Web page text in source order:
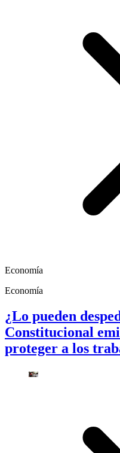
Economía
Economía
¿Lo pueden
Constitucional
proteger a los